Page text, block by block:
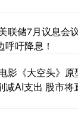
联储7月议息会
吁降息！
影《大空头》原
减AI支出 股市将